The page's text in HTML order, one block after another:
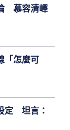
慕容清嶧
「怎麼可
定 坦言：